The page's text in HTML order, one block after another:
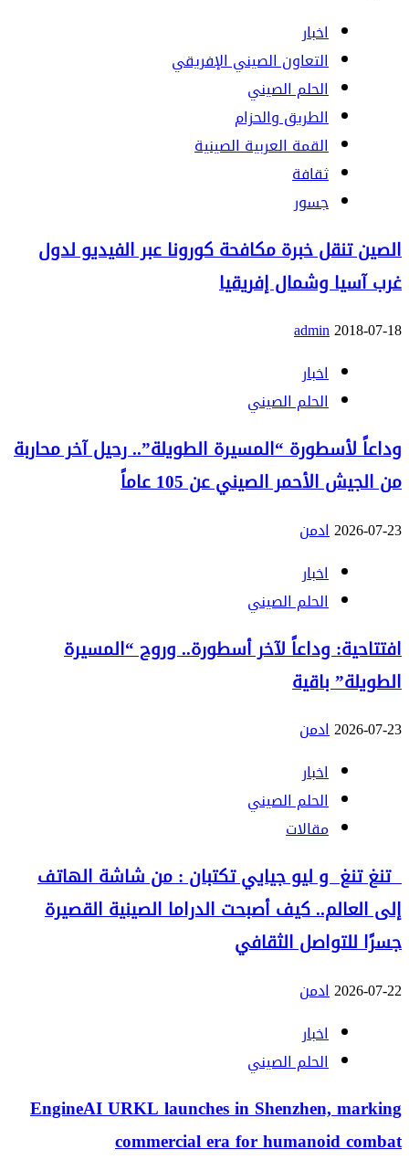
اخبار
التعاون الصيني الإفريقي
الحلم الصيني
الطريق والحزام
القمة العربية الصينية
ثقافة
جسور
الصين تنقل خبرة مكافحة كورونا عبر الفيديو لدول
غرب آسيا وشمال إفريقيا
2018-07-18
admin
اخبار
الحلم الصيني
وداعاً لأسطورة “المسيرة الطويلة”.. رحيل آخر محاربة
من الجيش الأحمر الصيني عن 105 عاماً
2026-07-23ادمن
اخبار
الحلم الصيني
افتتاحية: وداعاً لآخر أسطورة.. وروح “المسيرة
الطويلة” باقية
2026-07-23ادمن
اخبار
الحلم الصيني
مقالات
تنغ تنغ و ليو جيايي تكتبان : من شاشة الهاتف
إلى العالم.. كيف أصبحت الدراما الصينية القصيرة
جسرًا للتواصل الثقافي
2026-07-22ادمن
اخبار
الحلم الصيني
EngineAI URKL launches in Shenzhen, marking
commercial era for humanoid combat